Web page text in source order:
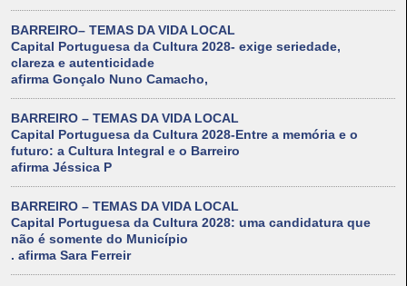
BARREIRO– TEMAS DA VIDA LOCAL
Capital Portuguesa da Cultura 2028- exige seriedade,
clareza e autenticidade
afirma Gonçalo Nuno Camacho,
BARREIRO – TEMAS DA VIDA LOCAL
Capital Portuguesa da Cultura 2028-Entre a memória e o
futuro: a Cultura Integral e o Barreiro
afirma Jéssica P
BARREIRO – TEMAS DA VIDA LOCAL
Capital Portuguesa da Cultura 2028: uma candidatura que
não é somente do Município
. afirma Sara Ferreir